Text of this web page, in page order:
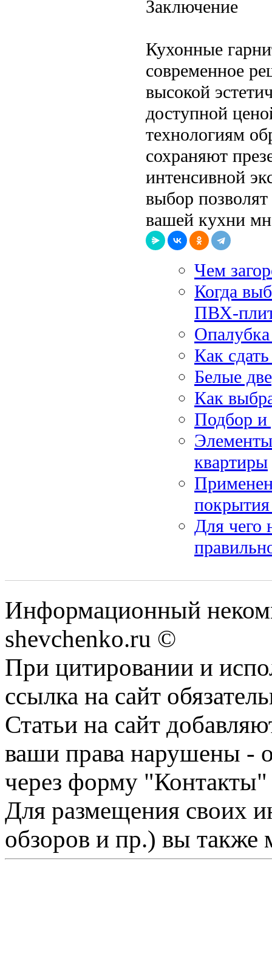
Заключение
Кухонные
современное
высокой
доступной
технологиям
сохраняют
интенсивной
выбор
вашей кухни
Чем
Когда
ПВХ-
Опалубка
Как
Белые
Как
Подбор и
квартиры
Для чего
Информационный
shevchenko.ru ©
При цитировании и
ссылка на сайт
Статьи на сайт
ваши права нарушены -
через форму "Контакты"
Для размещения своих
обзоров и пр.) вы также